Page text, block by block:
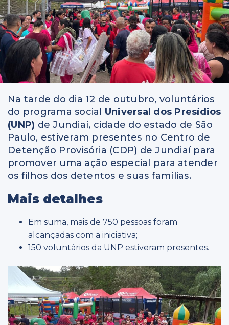
Na tarde do dia 12 de outubro, voluntários
do programa social Universal dos Presídios
(UNP) de Jundiaí, cidade do estado de São
Paulo, estiveram presentes no Centro de
Detenção Provisória (CDP) de Jundiaí para
promover uma ação especial para atender
os filhos dos detentos e suas famílias.
Mais detalhes
Em suma, mais de 750 pessoas foram
alcançadas com a iniciativa;
150 voluntários da UNP estiveram presentes.